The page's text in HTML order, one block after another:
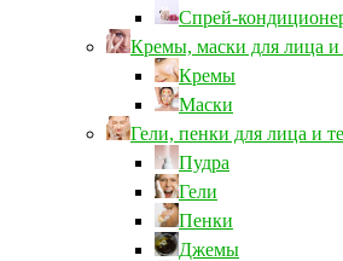
Спрей-
Кремы, маски для лица и
Кремы
Маски
Гели, пенки для лица и
Пудра
Гели
Пенки
Джемы